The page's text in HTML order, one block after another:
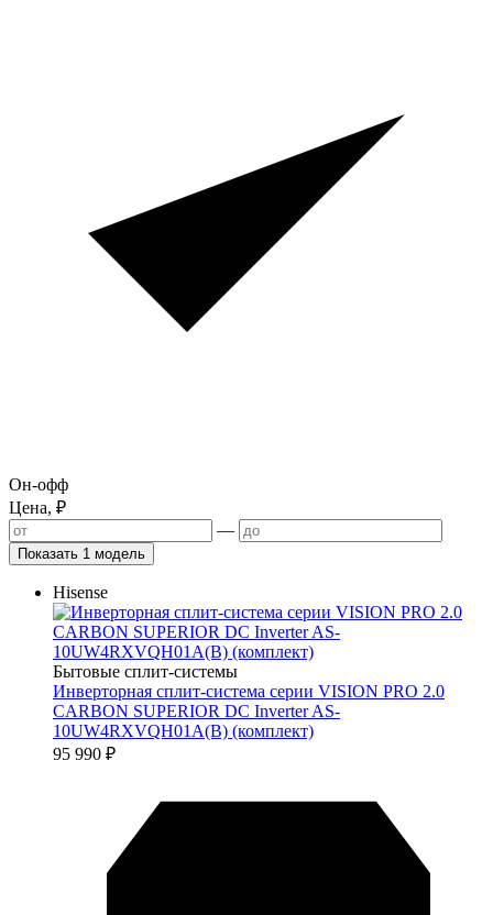
Он-офф
Цена, ₽
—
Показать 1 модель
Hisense
Бытовые сплит-системы
Инверторная сплит-система серии VISION PRO 2.0
CARBON SUPERIOR DC Inverter AS-
10UW4RXVQH01A(B) (комплект)
95 990 ₽